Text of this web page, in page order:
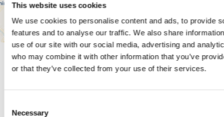
This website uses cookies
We use cookies to personalise content and ads, to provide
features and to analyse our traffic. We also share
use of our site with our social media, advertising and
who may combine it with other information that you’ve
or that they’ve collected from your use of their services.
Selection
Necessary
Leaflet © OpenStreetMap contributors, © CARTO
Horaires et tarifs